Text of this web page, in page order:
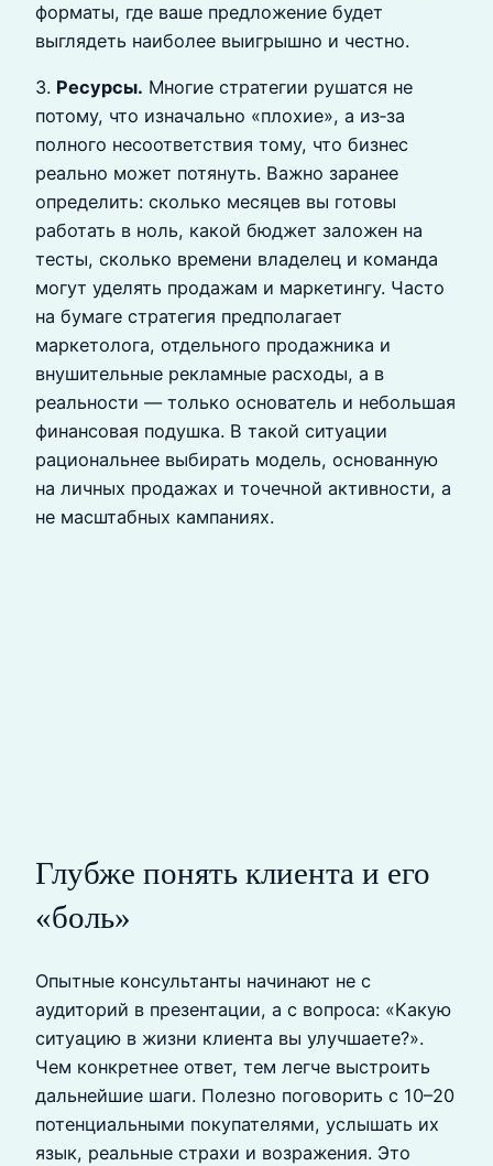
форматы, где ваше предложение будет
выглядеть наиболее выигрышно и честно.
3. Ресурсы. Многие стратегии рушатся не
потому, что изначально «плохие», а из‑за
полного несоответствия тому, что бизнес
реально может потянуть. Важно заранее
определить: сколько месяцев вы готовы
работать в ноль, какой бюджет заложен на
тесты, сколько времени владелец и команда
могут уделять продажам и маркетингу. Часто
на бумаге стратегия предполагает
маркетолога, отдельного продажника и
внушительные рекламные расходы, а в
реальности — только основатель и небольшая
финансовая подушка. В такой ситуации
рациональнее выбирать модель, основанную
на личных продажах и точечной активности, а
не масштабных кампаниях.
Глубже понять клиента и его
«боль»
Опытные консультанты начинают не с
аудиторий в презентации, а с вопроса: «Какую
ситуацию в жизни клиента вы улучшаете?».
Чем конкретнее ответ, тем легче выстроить
дальнейшие шаги. Полезно поговорить с 10–20
потенциальными покупателями, услышать их
язык, реальные страхи и возражения. Это